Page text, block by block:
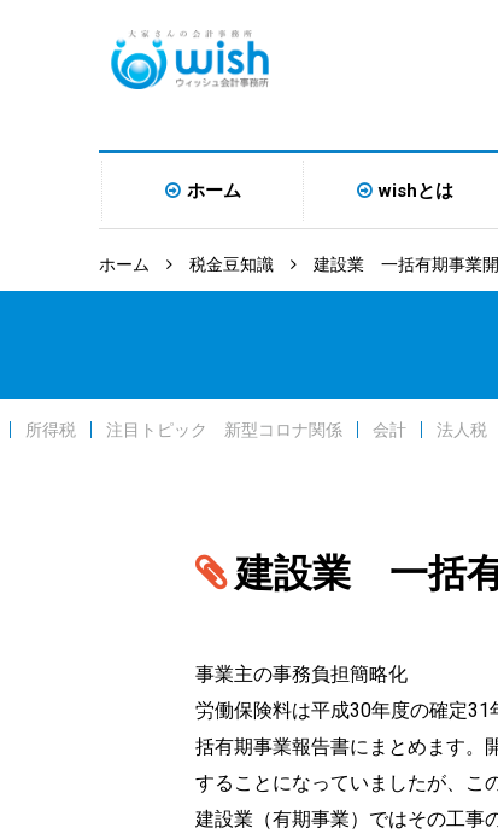
ホーム wishとは
ホーム 税金豆知識 建設業 一括有期事業
所得税 注目トピック 新型コロナ関係 会計 法人税
建設業 一括
事業主の事務負担簡略化
労働保険料は平成30年度の確定
括有期事業報告書にまとめます。
することになっていましたが、こ
建設業（有期事業）ではその工事